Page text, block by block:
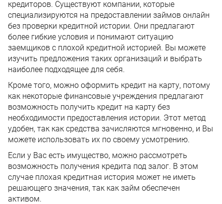
кредиторов. Существуют компании, которые
специализируются на предоставлении займов онлайн
без проверки кредитной истории. Они предлагают
более гибкие условия и понимают ситуацию
заемщиков с плохой кредитной историей. Вы можете
изучить предложения таких организаций и выбрать
наиболее подходящее для себя.
Кроме того, можно оформить кредит на карту, потому
как некоторые финансовые учреждения предлагают
возможность получить кредит на карту без
необходимости предоставления истории. Этот метод
удобен, так как средства зачисляются мгновенно, и Вы
можете использовать их по своему усмотрению.
Если у Вас есть имущество, можно рассмотреть
возможность получения кредита под залог. В этом
случае плохая кредитная история может не иметь
решающего значения, так как займ обеспечен
активом.